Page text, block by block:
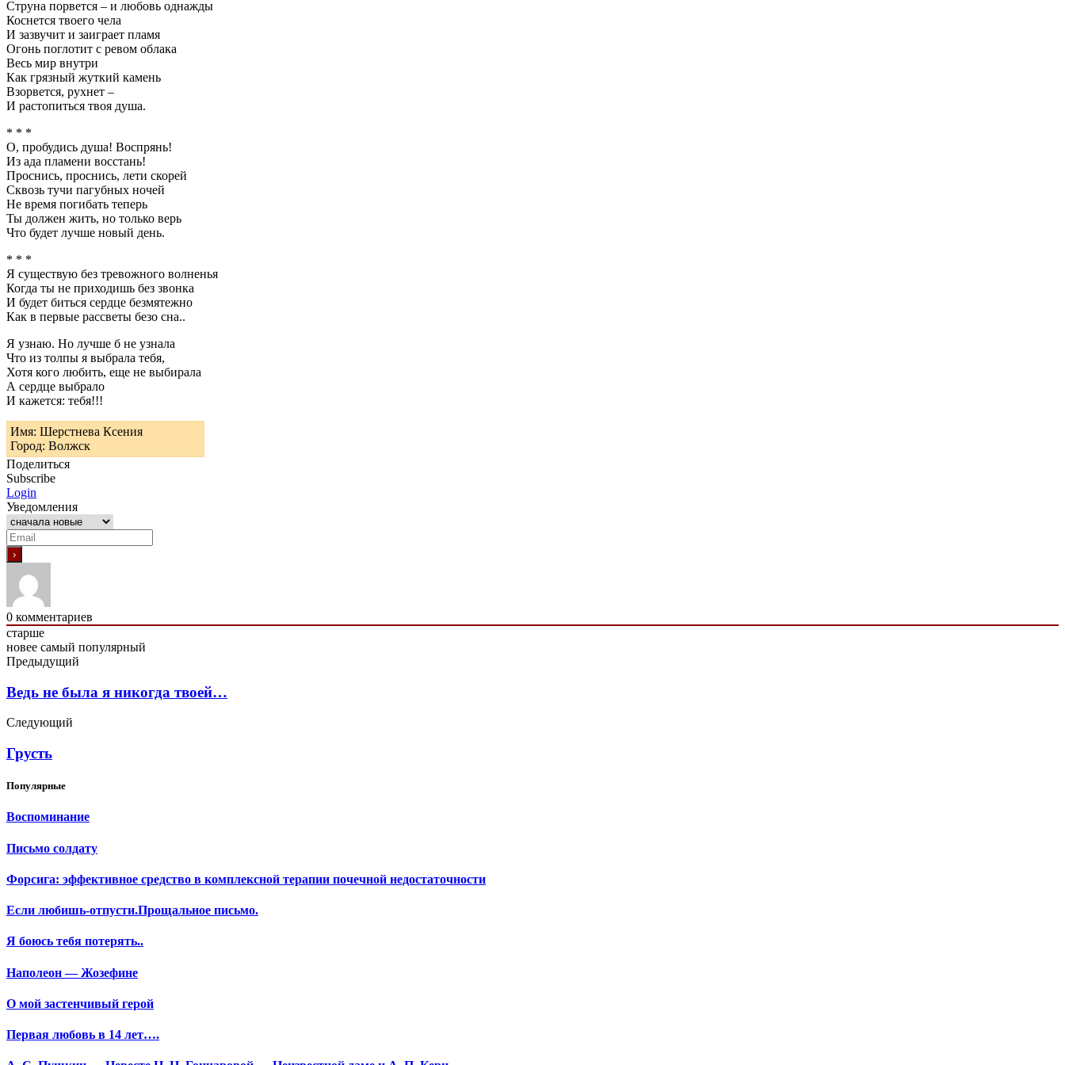
Струна порвется – и любовь однажды
Коснется твоего чела
И зазвучит и заиграет пламя
Огонь поглотит с ревом облака
Весь мир внутри
Как грязный жуткий камень
Взорвется, рухнет –
И растопиться твоя душа.
* * *
О, пробудись душа! Воспрянь!
Из ада пламени восстань!
Проснись, проснись, лети скорей
Сквозь тучи пагубных ночей
Не время погибать теперь
Ты должен жить, но только верь
Что будет лучше новый день.
* * *
Я существую без тревожного волненья
Когда ты не приходишь без звонка
И будет биться сердце безмятежно
Как в первые рассветы безо сна..
Я узнаю. Но лучше б не узнала
Что из толпы я выбрала тебя,
Хотя кого любить, еще не выбирала
А сердце выбрало
И кажется: тебя!!!
Имя: Шерстнева Ксения
Город: Волжск
Поделиться
Subscribe
Login
Уведомления
0 комментариев
старше
новее самый популярный
Предыдущий
Ведь не была я никогда твоей…
Следующий
Грусть
Популярные
Воспоминание
Письмо солдату
Форсига: эффективное средство в комплексной терапии почечной недостаточности
Если любишь-отпусти.Прощальное письмо.
Я боюсь тебя потерять..
Наполеон — Жозефине
О мой застенчивый герой
Первая любовь в 14 лет….